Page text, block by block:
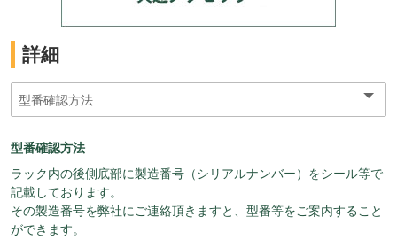
詳細
型番確認方法
ラック内の後側底部に製造番号（シリアルナンバー）をシール等で
記載しております。
その製造番号を弊社にご連絡頂きますと、型番等をご案内すること
ができます。